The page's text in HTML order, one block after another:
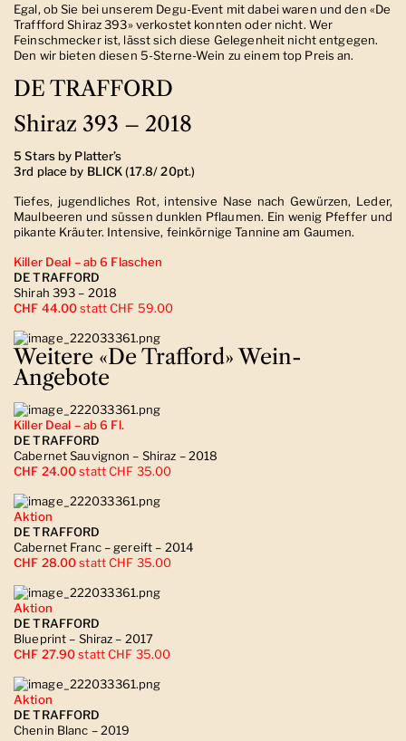
Egal, ob Sie bei unserem Degu-Event mit dabei waren und den «De
Traffford Shiraz 393» verkostet konnten oder nicht. Wer
Feinschmecker ist, lässt sich diese Gelegenheit nicht entgegen.
Den wir bieten diesen 5-Sterne-Wein zu einem top Preis an.
DE TRAFFORD
Shiraz 393 – 2018
5 Stars by Platter’s
3rd place by BLICK (17.8/ 20pt.)
Tiefes, jugendliches Rot, intensive Nase nach Gewürzen, Leder,
Maulbeeren und süssen dunklen Pflaumen. Ein wenig Pfeffer und
pikante Kräuter. Intensive, feinkörnige Tannine am Gaumen.
Killer Deal – ab 6 Flaschen
DE TRAFFORD
Shirah 393 – 2018
CHF 44.00 statt CHF 59.00
Weitere «De Trafford» Wein-
Angebote
Killer Deal – ab 6 Fl.
DE TRAFFORD
Cabernet Sauvignon – Shiraz – 2018
CHF 24.00 statt CHF 35.00
Aktion
DE TRAFFORD
Cabernet Franc – gereift – 2014
CHF 28.00 statt CHF 35.00
Aktion
DE TRAFFORD
Blueprint – Shiraz – 2017
CHF 27.90 statt CHF 35.00
Aktion
DE TRAFFORD
Chenin Blanc – 2019